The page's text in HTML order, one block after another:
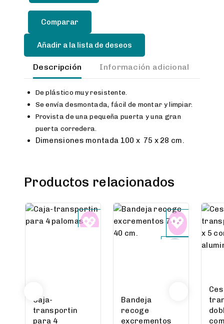
Añadir a la lista de deseos
Descripción Información adicional
De plástico muy resistente.
Se envía desmontada, fácil de montar y limpiar.
Provista de una pequeña puerta y una gran
puerta corredera.
Dimensiones montada 100 x 75 x 28 cm.
Productos relacionados
Caja-
transportin
para 4
Bandeja
recoge
excrementos